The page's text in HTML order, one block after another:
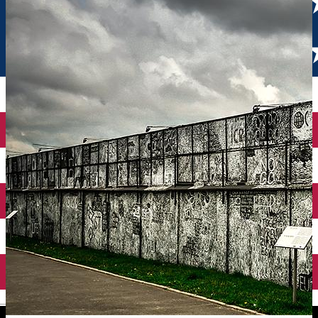
English